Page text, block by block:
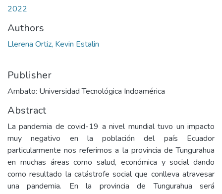
2022
Authors
Llerena Ortiz, Kevin Estalin
Publisher
Ambato: Universidad Tecnológica Indoamérica
Abstract
La pandemia de covid-19 a nivel mundial tuvo un impacto
muy negativo en la población del país Ecuador
particularmente nos referimos a la provincia de Tungurahua
en muchas áreas como salud, económica y social dando
como resultado la catástrofe social que conlleva atravesar
una pandemia. En la provincia de Tungurahua será